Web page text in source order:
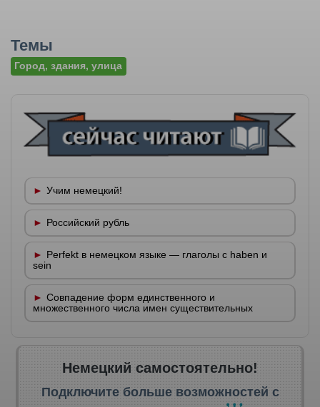
Темы
Город, здания, улица
Учим немецкий!
Российский рубль
Perfekt в немецком языке — глаголы с haben и
sein
Совпадение форм единственного и
множественного числа имен существительных
Немецкий самостоятельно!
Подключите больше возможностей с